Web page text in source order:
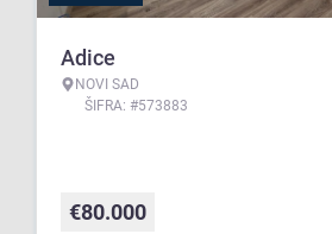
Adice
NOVI SAD
ŠIFRA: #573883
€80.000